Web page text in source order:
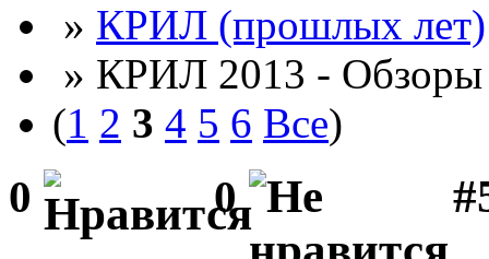
» КРИЛ (прошлых лет)
» КРИЛ 2013 - Обзоры
(1 2 3 4 5 6 Все)
0 0